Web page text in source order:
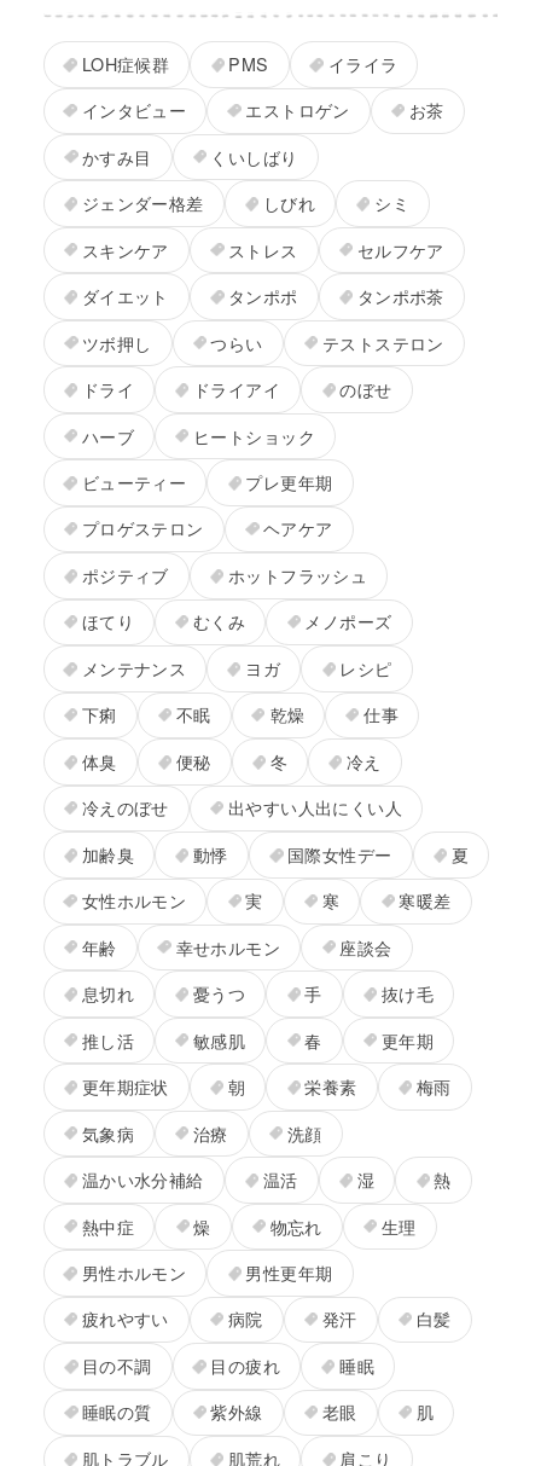
LOH症候群 PMS
イライラ
インタビュー
エストロゲン
お茶
かすみ目
くいしばり
ジェンダー格差
しびれ
シミ
スキンケア
ストレス
セルフケア
ダイエット
タンポポ
タンポポ茶
ツボ押し
つらい
テストステロン
ドライ
ドライアイ
のぼせ
ハーブ
ヒートショック
ビューティー
プレ更年期
プロゲステロン
ヘアケア
ポジティブ
ホットフラッシュ
ほてり
むくみ
メノポーズ
メンテナンス
ヨガ
レシピ
下痢
不眠 乾燥
仕事
体臭
便秘 冬
冷え
冷えのぼせ
出やすい人出にくい人
加齢臭
動悸 国際女性デー
夏
女性ホルモン
実 寒
寒暖差
年齢
幸せホルモン
座談会
息切れ
憂うつ 手
抜け毛
推し活
敏感肌 春
更年期
更年期症状
朝 栄養素
梅雨
気象病
治療
洗顔
温かい水分補給
温活 湿
熱
熱中症
燥 物忘れ
生理
男性ホルモン
男性更年期
疲れやすい
病院 発汗
白髪
目の不調
目の疲れ
睡眠
睡眠の質
紫外線 老眼
肌
肌トラブル
肌荒れ
肩こり